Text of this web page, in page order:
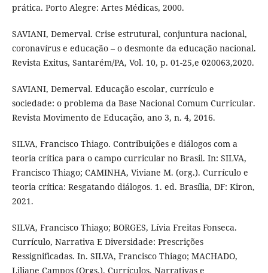
prática. Porto Alegre: Artes Médicas, 2000.
SAVIANI, Demerval. Crise estrutural, conjuntura nacional,
coronavírus e educação – o desmonte da educação nacional.
Revista Exitus, Santarém/PA, Vol. 10, p. 01-25,e 020063,2020.
SAVIANI, Demerval. Educação escolar, currículo e
sociedade: o problema da Base Nacional Comum Curricular.
Revista Movimento de Educação, ano 3, n. 4, 2016.
SILVA, Francisco Thiago. Contribuições e diálogos com a
teoria crítica para o campo curricular no Brasil. In: SILVA,
Francisco Thiago; CAMINHA, Viviane M. (org.). Currículo e
teoria crítica: Resgatando diálogos. 1. ed. Brasília, DF: Kiron,
2021.
SILVA, Francisco Thiago; BORGES, Lívia Freitas Fonseca.
Currículo, Narrativa E Diversidade: Prescrições
Ressignificadas. In. SILVA, Francisco Thiago; MACHADO,
Liliane Campos (Orgs.). Currículos, Narrativas e